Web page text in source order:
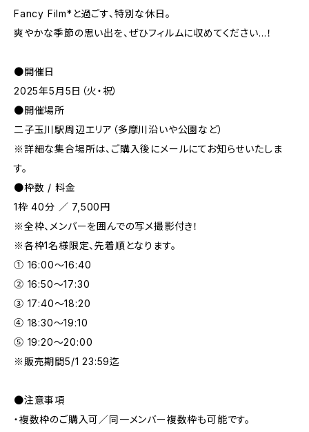
Fancy Film*と過ごす、特別な休日。
爽やかな季節の思い出を、ぜひフィルムに収めてください…！
●開催日
2025年5月5日（火・祝）
●開催場所
二子玉川駅周辺エリア（多摩川沿いや公園など）
※詳細な集合場所は、ご購入後にメールにてお知らせいたしま
す。
●枠数 / 料金
1枠 40分 ／ 7,500円
※全枠、メンバーを囲んでの写メ撮影付き！
※各枠1名様限定、先着順となります。
① 16:00〜16:40
② 16:50〜17:30
③ 17:40〜18:20
④ 18:30〜19:10
⑤ 19:20〜20:00
※販売期間5/1 23:59迄
●注意事項
・複数枠のご購入可／同一メンバー複数枠も可能です。